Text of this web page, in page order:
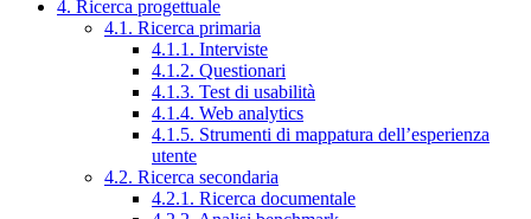
4. Ricerca progettuale
4.1. Ricerca primaria
4.1.1. Interviste
4.1.2. Questionari
4.1.3. Test di usabilità
4.1.4. Web analytics
4.1.5. Strumenti di mappatura dell’esperienza
utente
4.2. Ricerca secondaria
4.2.1. Ricerca documentale